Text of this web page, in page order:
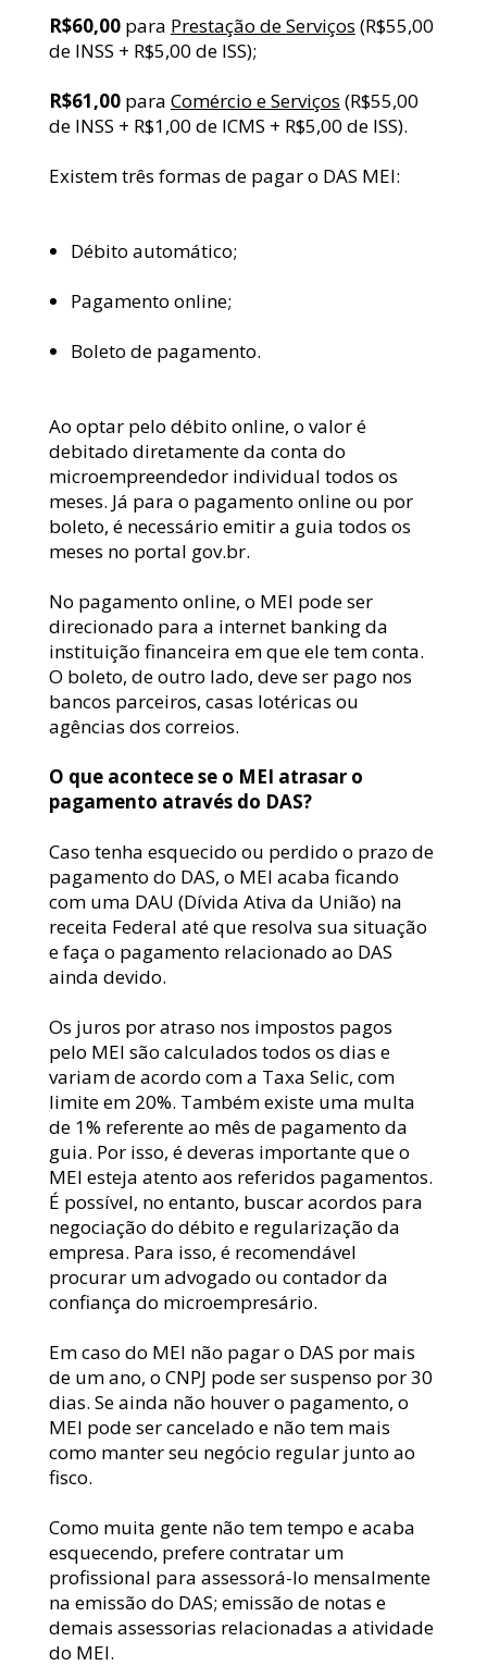
R$60,00 para Prestação de Serviços (R$55,00
de INSS + R$5,00 de ISS);
R$61,00 para Comércio e Serviços (R$55,00
de INSS + R$1,00 de ICMS + R$5,00 de ISS).
Existem três formas de pagar o DAS MEI:
Débito automático;
Pagamento online;
Boleto de pagamento.
Ao optar pelo débito online, o valor é
debitado diretamente da conta do
microempreendedor individual todos os
meses. Já para o pagamento online ou por
boleto, é necessário emitir a guia todos os
meses no portal gov.br.
No pagamento online, o MEI pode ser
direcionado para a internet banking da
instituição financeira em que ele tem conta.
O boleto, de outro lado, deve ser pago nos
bancos parceiros, casas lotéricas ou
agências dos correios.
O que acontece se o MEI atrasar o
pagamento através do DAS?
Caso tenha esquecido ou perdido o prazo de
pagamento do DAS, o MEI acaba ficando
com uma DAU (Dívida Ativa da União) na
receita Federal até que resolva sua situação
e faça o pagamento relacionado ao DAS
ainda devido.
Os juros por atraso nos impostos pagos
pelo MEI são calculados todos os dias e
variam de acordo com a Taxa Selic, com
limite em 20%. Também existe uma multa
de 1% referente ao mês de pagamento da
guia. Por isso, é deveras importante que o
MEI esteja atento aos referidos pagamentos.
É possível, no entanto, buscar acordos para
negociação do débito e regularização da
empresa. Para isso, é recomendável
procurar um advogado ou contador da
confiança do microempresário.
Em caso do MEI não pagar o DAS por mais
de um ano, o CNPJ pode ser suspenso por 30
dias. Se ainda não houver o pagamento, o
MEI pode ser cancelado e não tem mais
como manter seu negócio regular junto ao
fisco.
Como muita gente não tem tempo e acaba
esquecendo, prefere contratar um
profissional para assessorá-lo mensalmente
na emissão do DAS; emissão de notas e
demais assessorias relacionadas a atividade
do MEI.